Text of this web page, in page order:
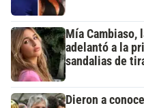
Mía Cambiaso,
adelantó a la
sandalias de
Dieron a